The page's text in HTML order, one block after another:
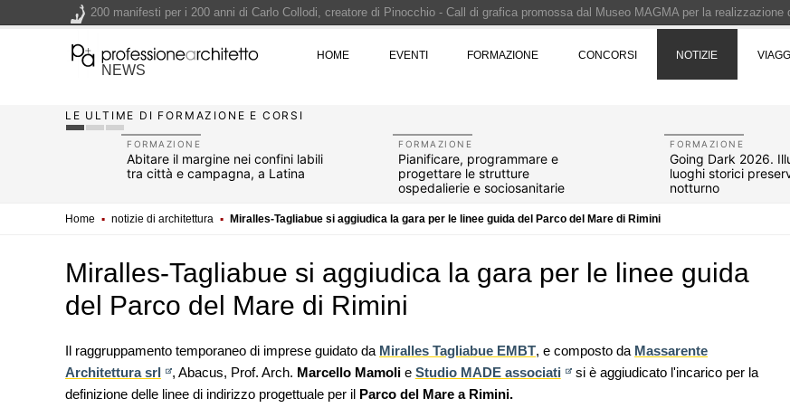
NEWS
HOME EVENTI FORMAZIONE CONCORSI NOTIZIE VIAGGI
LE ULTIME DI FORMAZIONE E CORSI
FORMAZIONE
Abitare il margine nei confini labili
tra città e campagna, a Latina
FORMAZIONE
Pianificare, programmare e
progettare le strutture
ospedalierie e sociosanitarie
FORMAZIONE
Going Dark 2026.
luoghi storici
notturno
Home ▪ notizie di architettura ▪ Miralles-Tagliabue si aggiudica la gara per le linee guida del Parco del Mare di Rimini
Miralles-Tagliabue si aggiudica la gara per le linee guida
del Parco del Mare di Rimini
Il raggruppamento temporaneo di imprese guidato da Miralles Tagliabue EMBT, e composto da Massarente
Architettura srl
, Abacus, Prof. Arch. Marcello Mamoli e Studio MADE associati
si è aggiudicato l'incarico per la
definizione delle linee di indirizzo progettuale per il Parco del Mare a Rimini.
07
NOTIZIE
architetture nella World Heritage List
NOTIZIE
Il museo città: a Bruxelles apre Kanal -
200 manifesti per i 200 anni di Carlo Collodi, creatore di Pinocchio - Call di grafica promossa dal Museo MAGMA per la realizzazione
Il lungomare di Nicotera si tinge di giallo: Fabrizio Ciappina vince il concorso di progettazione
Un nuovo volto per il lungomare di Villammare - Concorso di progettazione a procedura aperta due fasi Montepremi: 18.000 euro